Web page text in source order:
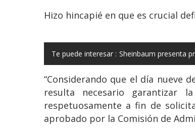
Hizo hincapié en que es crucial
Te puede interesar : Sheinbaum presenta
“Considerando que el día nueve
resulta necesario garantizar
respetuosamente a fin de
aprobado por la Comisión de